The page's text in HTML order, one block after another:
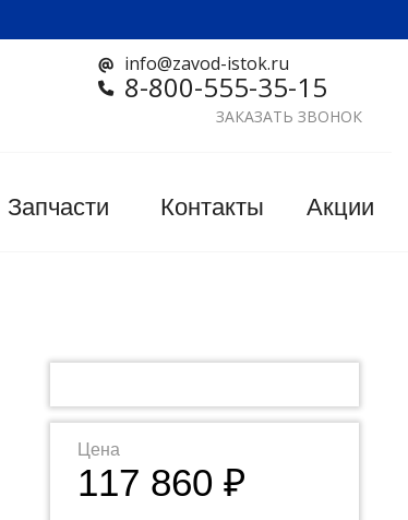
info@zavod-istok.ru
8-800-555-35-15
ЗАКАЗАТЬ ЗВОНОК
Запчасти Контакты Акции
Цена
117 860 ₽